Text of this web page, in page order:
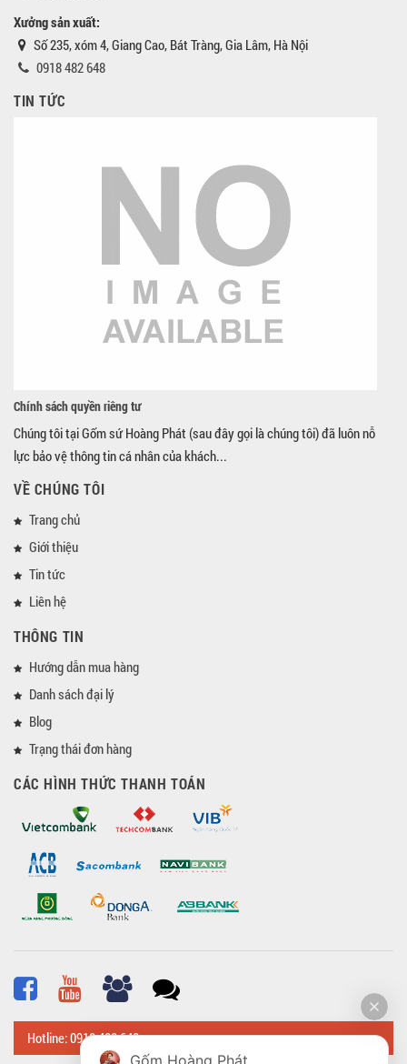
Xưởng sản xuất:
Số 235, xóm 4, Giang Cao, Bát Tràng, Gia Lâm, Hà Nội
0918 482 648
TIN TỨC
Chính sách quyền riêng tư
Chúng tôi tại Gốm sứ Hoàng Phát (sau đây gọi là chúng tôi) đã luôn nỗ
lực bảo vệ thông tin cá nhân của khách...
VỀ CHÚNG TÔI
Trang chủ
Giới thiệu
Tin tức
Liên hệ
THÔNG TIN
Hướng dẫn mua hàng
Danh sách đại lý
Blog
Trạng thái đơn hàng
CÁC HÌNH THỨC THANH TOÁN
Hotline: 0918 482 648
Gốm Hoàng Phát